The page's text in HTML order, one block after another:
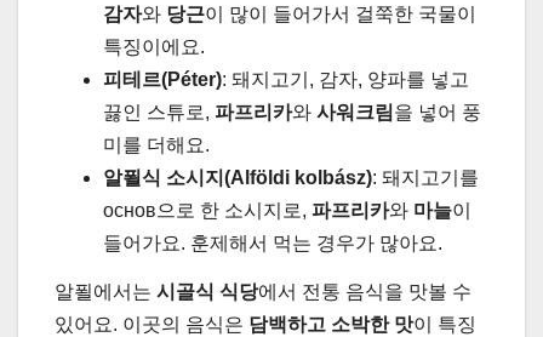
감자와 당근이 많이 들어가서 걸쭉한 국물이
특징이에요.
피테르(Péter): 돼지고기, 감자, 양파를 넣고
끓인 스튜로, 파프리카와 사워크림을 넣어 풍
미를 더해요.
알푈식 소시지(Alföldi kolbász): 돼지고기를
основ으로 한 소시지로, 파프리카와 마늘이
들어가요. 훈제해서 먹는 경우가 많아요.
알푈에서는 시골식 식당에서 전통 음식을 맛볼 수
있어요. 이곳의 음식은 담백하고 소박한 맛이 특징